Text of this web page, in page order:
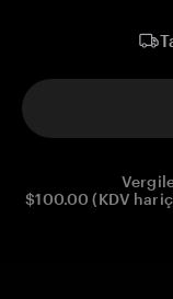
$100.00 (KDV